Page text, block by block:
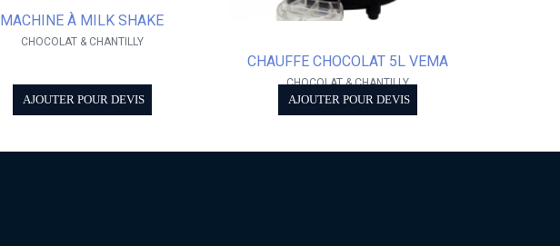
MACHINE À MILK SHAKE
CHOCOLAT & CHANTILLY
AJOUTER POUR DEVIS
CHAUFFE CHOCOLAT 5L VEMA
CHOCOLAT & CHANTILLY
AJOUTER POUR DEVIS